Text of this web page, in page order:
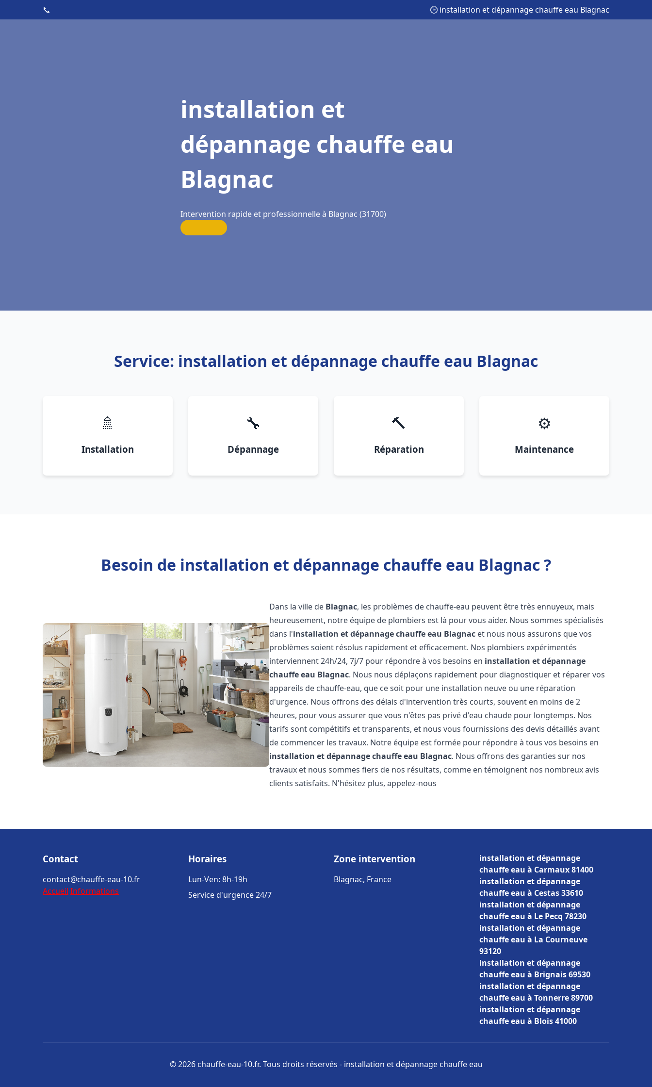
📞 🕒 installation et dépannage chauffe eau Blagnac
installation et
dépannage chauffe eau
Blagnac
Intervention rapide et professionnelle à Blagnac (31700)
Service: installation et dépannage chauffe eau Blagnac
🚿
Installation
🔧
Dépannage
🔨
Réparation
⚙️
Maintenance
Besoin de installation et dépannage chauffe eau Blagnac ?
Dans la ville de Blagnac, les problèmes de chauffe-eau peuvent être très ennuyeux, mais
heureusement, notre équipe de plombiers est là pour vous aider. Nous sommes spécialisés
dans l'installation et dépannage chauffe eau Blagnac et nous nous assurons que vos
problèmes soient résolus rapidement et efficacement. Nos plombiers expérimentés
interviennent 24h/24, 7j/7 pour répondre à vos besoins en installation et dépannage
chauffe eau Blagnac. Nous nous déplaçons rapidement pour diagnostiquer et réparer vos
appareils de chauffe-eau, que ce soit pour une installation neuve ou une réparation
d'urgence. Nous offrons des délais d'intervention très courts, souvent en moins de 2
heures, pour vous assurer que vous n'êtes pas privé d'eau chaude pour longtemps. Nos
tarifs sont compétitifs et transparents, et nous vous fournissions des devis détaillés avant
de commencer les travaux. Notre équipe est formée pour répondre à tous vos besoins en
installation et dépannage chauffe eau Blagnac. Nous offrons des garanties sur nos
travaux et nous sommes fiers de nos résultats, comme en témoignent nos nombreux avis
clients satisfaits. N'hésitez plus, appelez-nous
Contact
contact@chauffe-eau-10.fr
Accueil Informations
Horaires
Lun-Ven: 8h-19h
Service d'urgence 24/7
Zone intervention
Blagnac, France
installation et dépannage
chauffe eau à Carmaux 81400
installation et dépannage
chauffe eau à Cestas 33610
installation et dépannage
chauffe eau à Le Pecq 78230
installation et dépannage
chauffe eau à La Courneuve
93120
installation et dépannage
chauffe eau à Brignais 69530
installation et dépannage
chauffe eau à Tonnerre 89700
installation et dépannage
chauffe eau à Blois 41000
© 2026 chauffe-eau-10.fr. Tous droits réservés - installation et dépannage chauffe eau